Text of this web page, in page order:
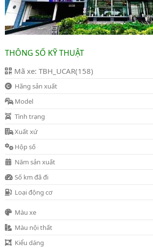
THÔNG SỐ KỸ THUẬT
Mã xe: TBH_UCAR(158)
Hãng sản xuất
Model
Tình trạng
Xuất xứ
Hộp số
Năm sản xuất
Số km đã đi
Loại động cơ
Màu xe
Màu nội thất
Kiểu dáng